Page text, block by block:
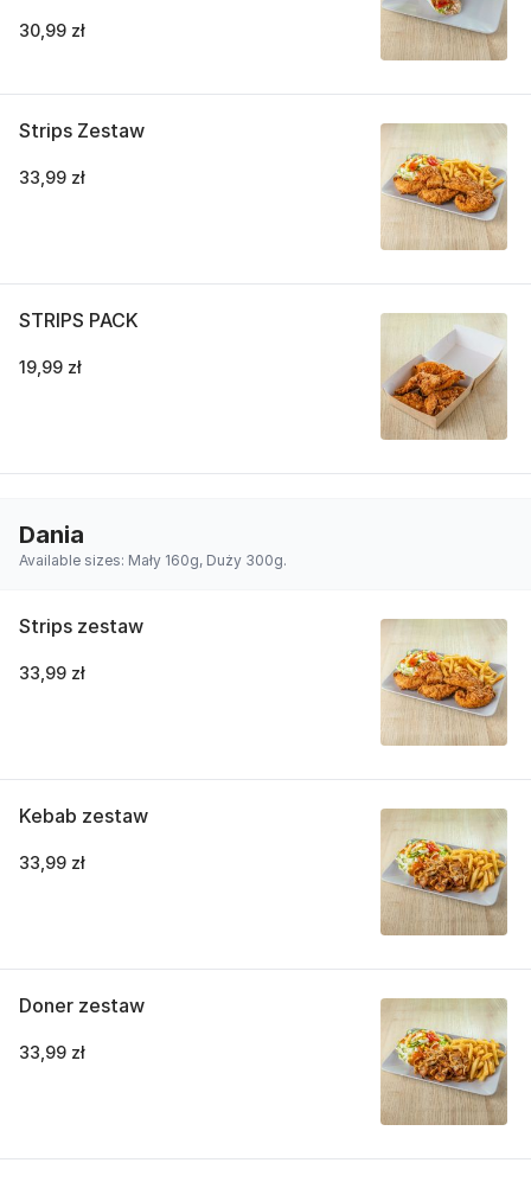
30,99 zł
Strips Zestaw
33,99 zł
STRIPS PACK
19,99 zł
Dania
Available sizes: Mały 160g, Duży 300g.
Strips zestaw
33,99 zł
Kebab zestaw
33,99 zł
Doner zestaw
33,99 zł